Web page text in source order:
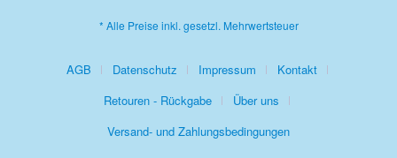
* Alle Preise inkl. gesetzl. Mehrwertsteuer
AGB Datenschutz Impressum
Kontakt
Retouren - Rückgabe
Über uns
Versand- und Zahlungsbedingungen